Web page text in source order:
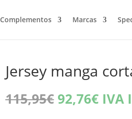
Complementos Marcas
Jersey manga
115,95€ El
precio
92,76€ElIVA